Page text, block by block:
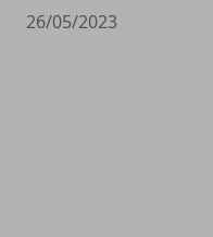
26/05/2023